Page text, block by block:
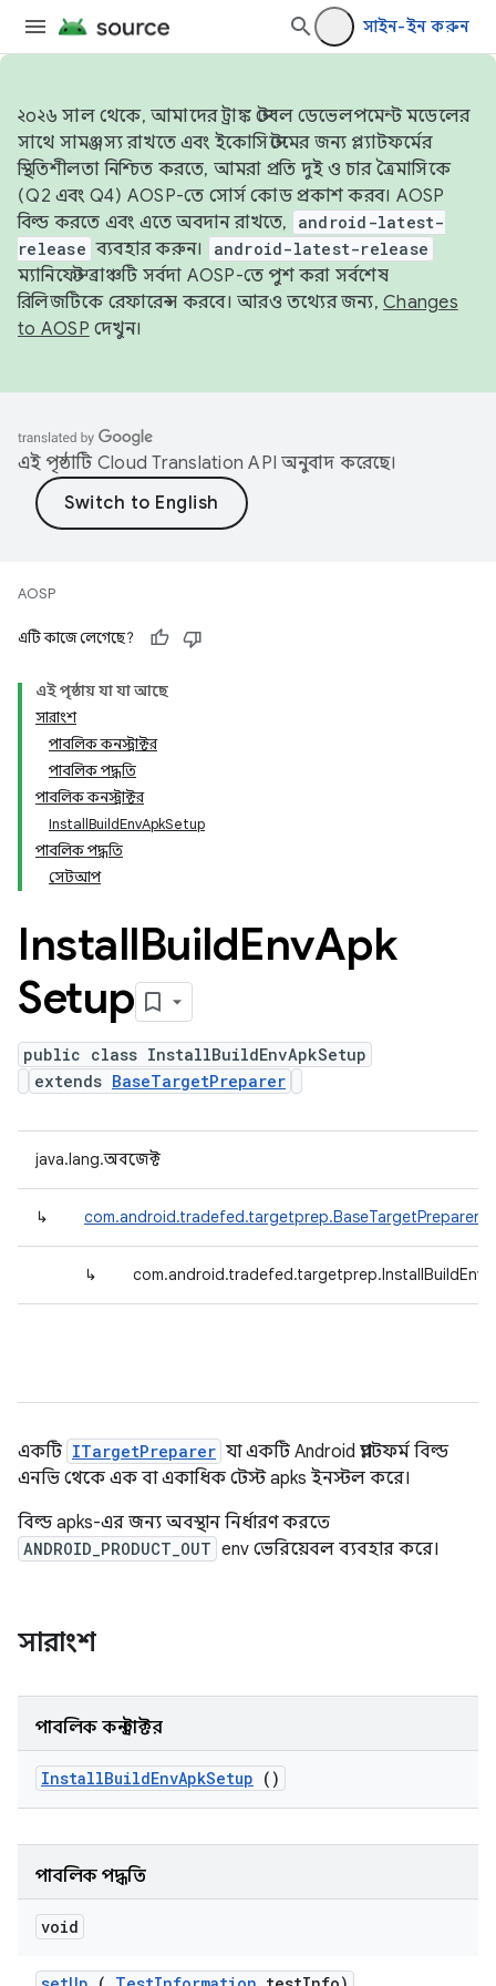
সাইন-ইন করুন
২০২৬ সাল থেকে, আমাদের ট্রাঙ্ক স্টেবল ডেভেলপমেন্ট মডেলের
সাথে সামঞ্জস্য রাখতে এবং ইকোসিস্টেমের জন্য প্ল্যাটফর্মের
স্থিতিশীলতা নিশ্চিত করতে, আমরা প্রতি দুই ও চার ত্রৈমাসিকে
(Q2 এবং Q4) AOSP-তে সোর্স কোড প্রকাশ করব। AOSP
বিল্ড করতে এবং এতে অবদান রাখতে,
android-latest-
release ব্যবহার করুন। android-latest-release
ম্যানিফেস্ট ব্রাঞ্চটি সর্বদা AOSP-তে পুশ করা সর্বশেষ
রিলিজটিকে রেফারেন্স করবে। আরও তথ্যের জন্য, Changes
to AOSP দেখুন।
এই পৃষ্ঠাটি Cloud Translation API অনুবাদ করেছে।
AOSP
এটি কাজে লেগেছে?
এই পৃষ্ঠায় যা যা আছে
সারাংশ
পাবলিক কনস্ট্রাক্টর
পাবলিক পদ্ধতি
পাবলিক কনস্ট্রাক্টর
InstallBuildEnvApkSetup
পাবলিক পদ্ধতি
সেটআপ
InstallBuildEnvApk
Setup
public class InstallBuildEnvApkSetup
extends BaseTargetPreparer
java.lang.অবজেক্ট
↳ com.android.tradefed.targetprep.BaseTargetPreparer
↳
একটি ITargetPreparer যা একটি Android প্ল্যাটফর্ম বিল্ড
এনভি থেকে এক বা একাধিক টেস্ট apks ইনস্টল করে।
বিল্ড apks-এর জন্য অবস্থান নির্ধারণ করতে
ANDROID_PRODUCT_OUT env ভেরিয়েবল ব্যবহার করে।
সারাংশ
পাবলিক কনস্ট্রাক্টর
InstallBuildEnvApkSetup ()
পাবলিক পদ্ধতি
void